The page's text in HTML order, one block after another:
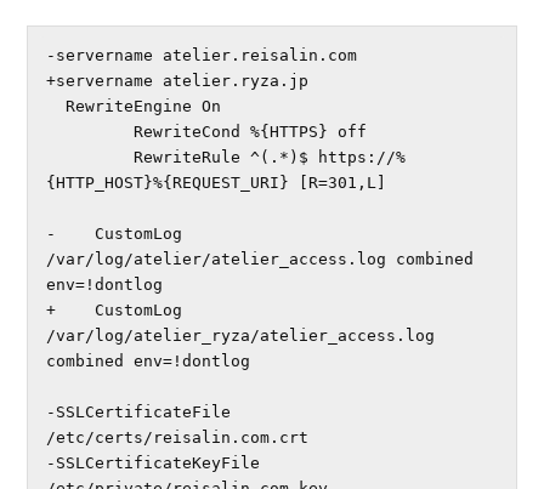
-servername atelier.reisalin.com
+servername atelier.ryza.jp
{HTTP_HOST}%{REQUEST_URI} [R=301,L]
-    CustomLog
/var/log/atelier/atelier_access.log combined
env=!dontlog
+    CustomLog
/var/log/atelier_ryza/atelier_access.log
combined env=!dontlog
-SSLCertificateFile
/etc/certs/reisalin.com.crt
-SSLCertificateKeyFile